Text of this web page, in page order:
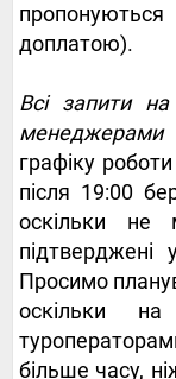
доплатою).
Всі запити
графіку
після 19:00
оскільки не
підтверджені
Просимо
оскільки
більше часу,